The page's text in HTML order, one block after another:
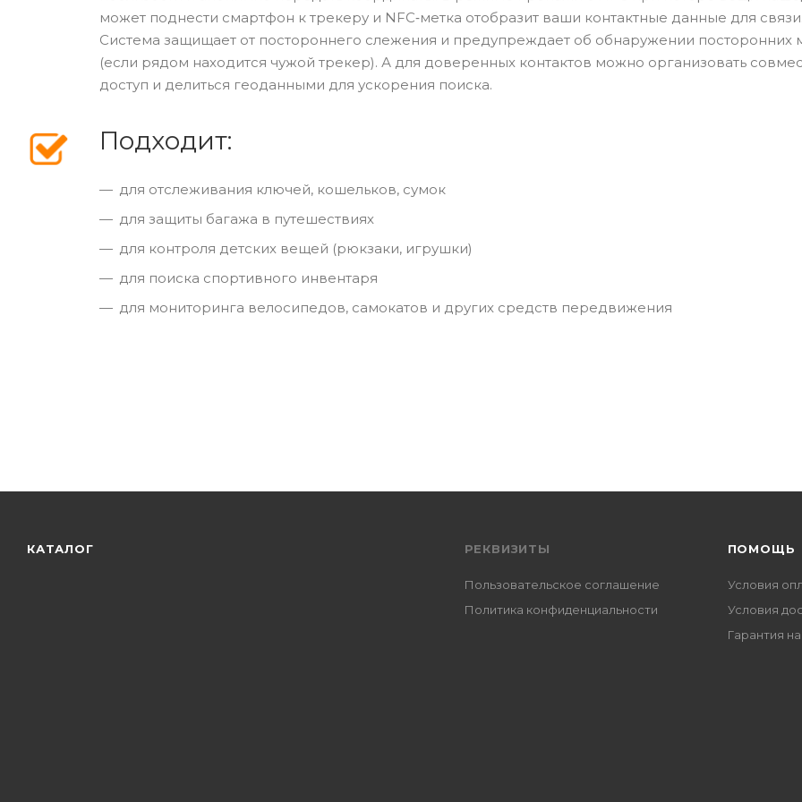
может поднести смартфон к трекеру и NFC‑метка отобразит ваши контактные данные для связи.
Система защищает от постороннего слежения и предупреждает об обнаружении посторонних
(если рядом находится чужой трекер). А для доверенных контактов можно организовать
доступ и делиться геоданными для ускорения поиска.
Подходит:
для отслеживания ключей, кошельков, сумок
для защиты багажа в путешествиях
для контроля детских вещей (рюкзаки, игрушки)
для поиска спортивного инвентаря
для мониторинга велосипедов, самокатов и других средств передвижения
КАТАЛОГ РЕКВИЗИТЫ
Пользовательское соглашение
Политика конфиденциальности
ПОМОЩЬ
Условия
Условия
Гарантия